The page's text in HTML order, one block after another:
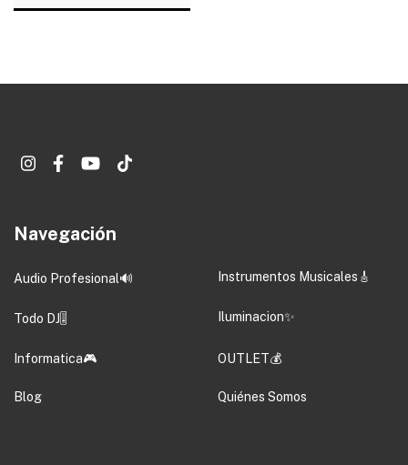
Navegación
Audio Profesional🔊 Instrumentos Musicales🎸
Todo DJ🎚️ Iluminacion✨
Informatica🎮 OUTLET💰
Blog Quiénes Somos